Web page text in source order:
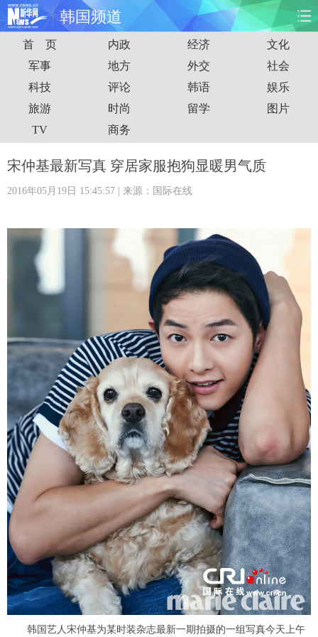
韩国频道
首页 时政 国际 财经
娱乐 体育 人事 教育
时尚 思客
港澳 台湾 华人
科技 能源 房产
图片 彩票
旅游 健康 信息化 数据
无人机
富媒体 摄影 新华广播
新华电视中文 新华电视英文
首 页 内政 经济
文化
军事
地方 外交
社会
科技
评论 韩语
娱乐
旅游
时尚 留学
图片
TV
商务
宋仲基最新写真 穿居家服抱狗显暖男气质
2016年05月19日 15:45:57 | 来源：国际在线
韩国艺人宋仲基为某时装杂志最新一期拍摄的一组写真今天上午